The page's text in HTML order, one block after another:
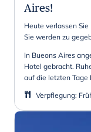
Aires!
Heute verlassen
Sie werden zu
In Bueons Aires
Hotel gebracht.
auf die letzten Tage
Verpflegung: